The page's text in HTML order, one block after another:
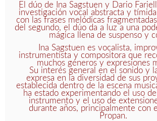
El dúo de Ina Sagstuen y Dario
investigación vocal abstracta y
con las frases melódicas
del segundo, el dúo da a luz a una
mágica llena de suspenso y
Ina Sagstuen es vocalista,
instrumentista y compositora que
muchos géneros y expresiones
Su interés general en el sonido y
expresa en la diversidad de sus
establecida dentro de la escena
ha estado experimentando el uso
instrumento y el uso de
durante años, principalmente con
Propan.